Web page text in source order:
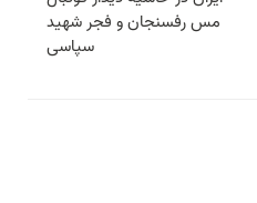
مس رفسنجان و فجر شهید
سپاسی